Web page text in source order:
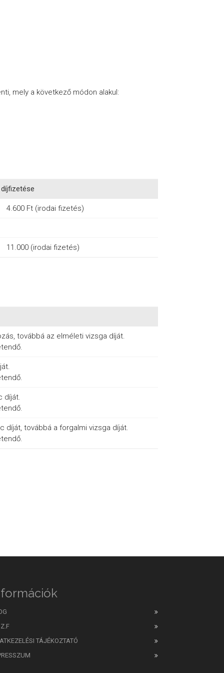
mely a következő módon alakul:
4.600 Ft (irodai fizetés)
11.000 (irodai fizetés)
továbbá az elméleti vizsga díját.
díját.
díját, továbbá a forgalmi vizsga díját.
TÁJÉKOZTATÓ